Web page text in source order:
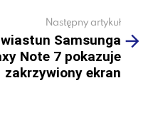
Następny artykuł
Samsunga
Note 7 pokazuje
zakrzywiony ekran